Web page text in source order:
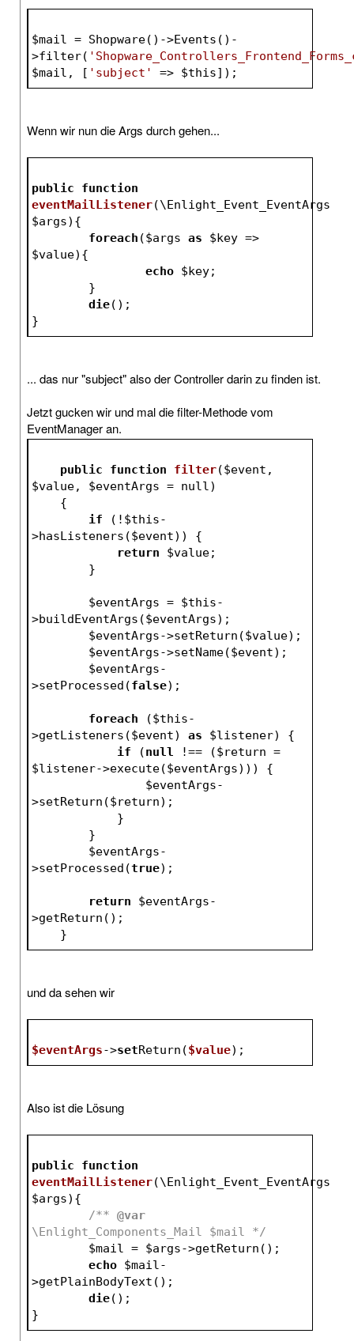
$mail = Shopware()->Events()-
>filter(
$mail , [ 'subject' => $this]);
Wenn wir nun die Args durch gehen...
public
function
eventMailListener
$args) {
foreach ($args as $key
$value){
echo $key;
	}
die();
}
... das nur "subject" also der Controller darin zu finden ist.
Jetzt gucken wir und mal die filter-Methode vom
EventManager an.
public function filter($event
$value, $eventArgs = null)
{
if (! $this-
>hasListeners($event)) {
return
$value;
        }
$eventArgs = $this-
>buildEventArgs($eventArgs);
$eventArgs->setReturn($value);
$eventArgs->setName($event);
$eventArgs-
>setProcessed(false);
foreach ($this-
>getListeners($event) as $listener) {
if (null !== ($return
$listener->execute($eventArgs))) {
$eventArgs-
>setReturn($return);
            }
        }
$eventArgs-
>setProcessed(true);
return $eventArgs-
>getReturn();
    }
und da sehen wir
$eventArgs->setReturn($value);
Also ist die Lösung
public
function
eventMailListener
$args) {
/** @var
\Enlight_Components_Mail $mail */
$mail = $args->getReturn();
echo $mail-
>getPlainBodyText();
die();
}